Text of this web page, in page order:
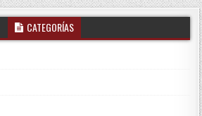
CATEGORÍAS